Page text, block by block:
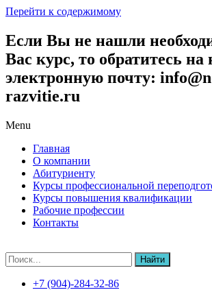
Перейти к содержимому
Если Вы не нашли
Вас курс, то обратитесь
электронную почту:
razvitie.ru
Menu
Главная
О компании
Абитуриенту
Курсы профессиональной
Курсы повышения квалификации
Рабочие профессии
Контакты
Найти
+7 (904)-284-32-86